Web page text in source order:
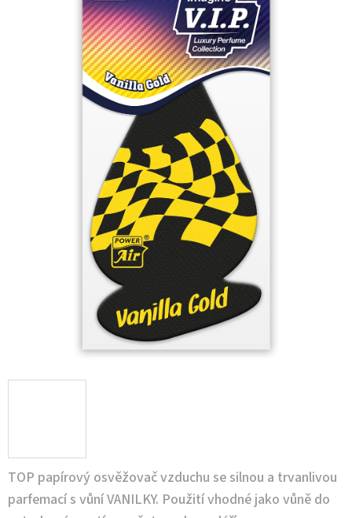
TOP papírový osvěžovač vzduchu se silnou a trvanlivou
parfemací s vůní VANILKY. Použití vhodné jako vůně do